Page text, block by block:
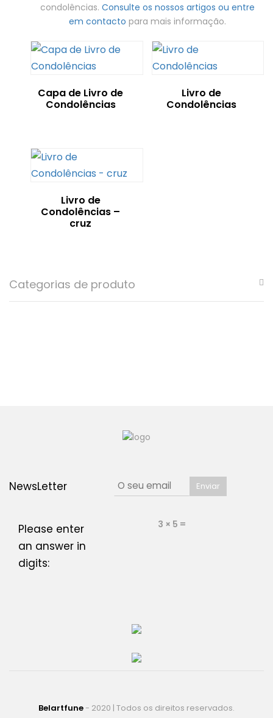
condolências. Consulte os nossos artigos ou entre
em contacto para mais informação.
Capa de Livro de
Condolências
Livro de
Condolências
Livro de
Condolências –
cruz
Categorias de produto
NewsLetter
Please enter
an answer in
digits:
3 × 5 =
Belartfune - 2020 | Todos os direitos reservados.